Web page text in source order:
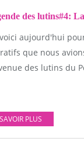
aujourd'hui
que nous
des lutins du
PLUS